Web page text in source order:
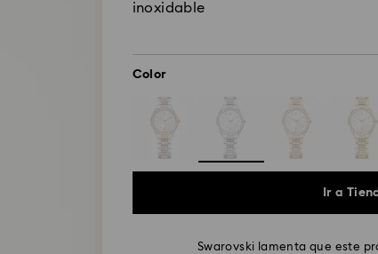
inoxidable
Color
Ir a
Swarovski lamenta que este